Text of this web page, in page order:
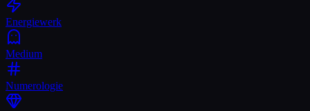
Energiewerk
Medium
Numerologie